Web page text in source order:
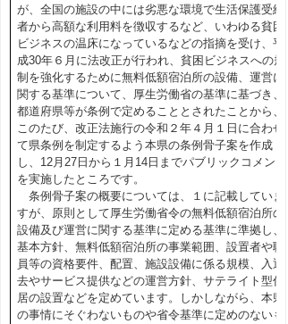
が、全国の施設の中には劣悪な環境で生活保護受給
者から高額な利用料を徴収するなど、いわゆる貧困
ビジネスの温床になっているなどの指摘を受け、平
成30年６月に法改正が行われ、貧困ビジネスへの規
制を強化するために無料低額宿泊所の設備、運営に
関する基準について、厚生労働省の基準に基づき、
都道府県等が条例で定めることとされたことから、
このたび、改正法施行の令和２年４月１日に合わせ
て県条例を制定するよう本県の条例骨子案を作成
し、12月27日から１月14日までパブリックコメント
を実施したところです。
条例骨子案の概要については、１に記載していま
すが、原則として厚生労働省令の無料低額宿泊所の
設備及び運営に関する基準に定める基準に準拠し、
基本方針、無料低額宿泊所の事業範囲、設置者や職
員等の資格要件、配置、施設設備に係る規模、入退
去やサービス提供などの運営方針、サテライト型住
居の設置などを定めています。しかしながら、本県
の事情にそぐわないものや省令基準に定めのないも